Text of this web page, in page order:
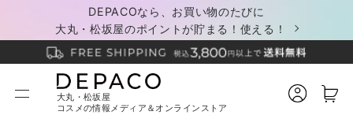
DEPACOなら、お買い物のたびに
大丸・松坂屋のポイントが貯まる！使える！
大丸・松坂屋
コスメの情報メディア＆オンラインストア